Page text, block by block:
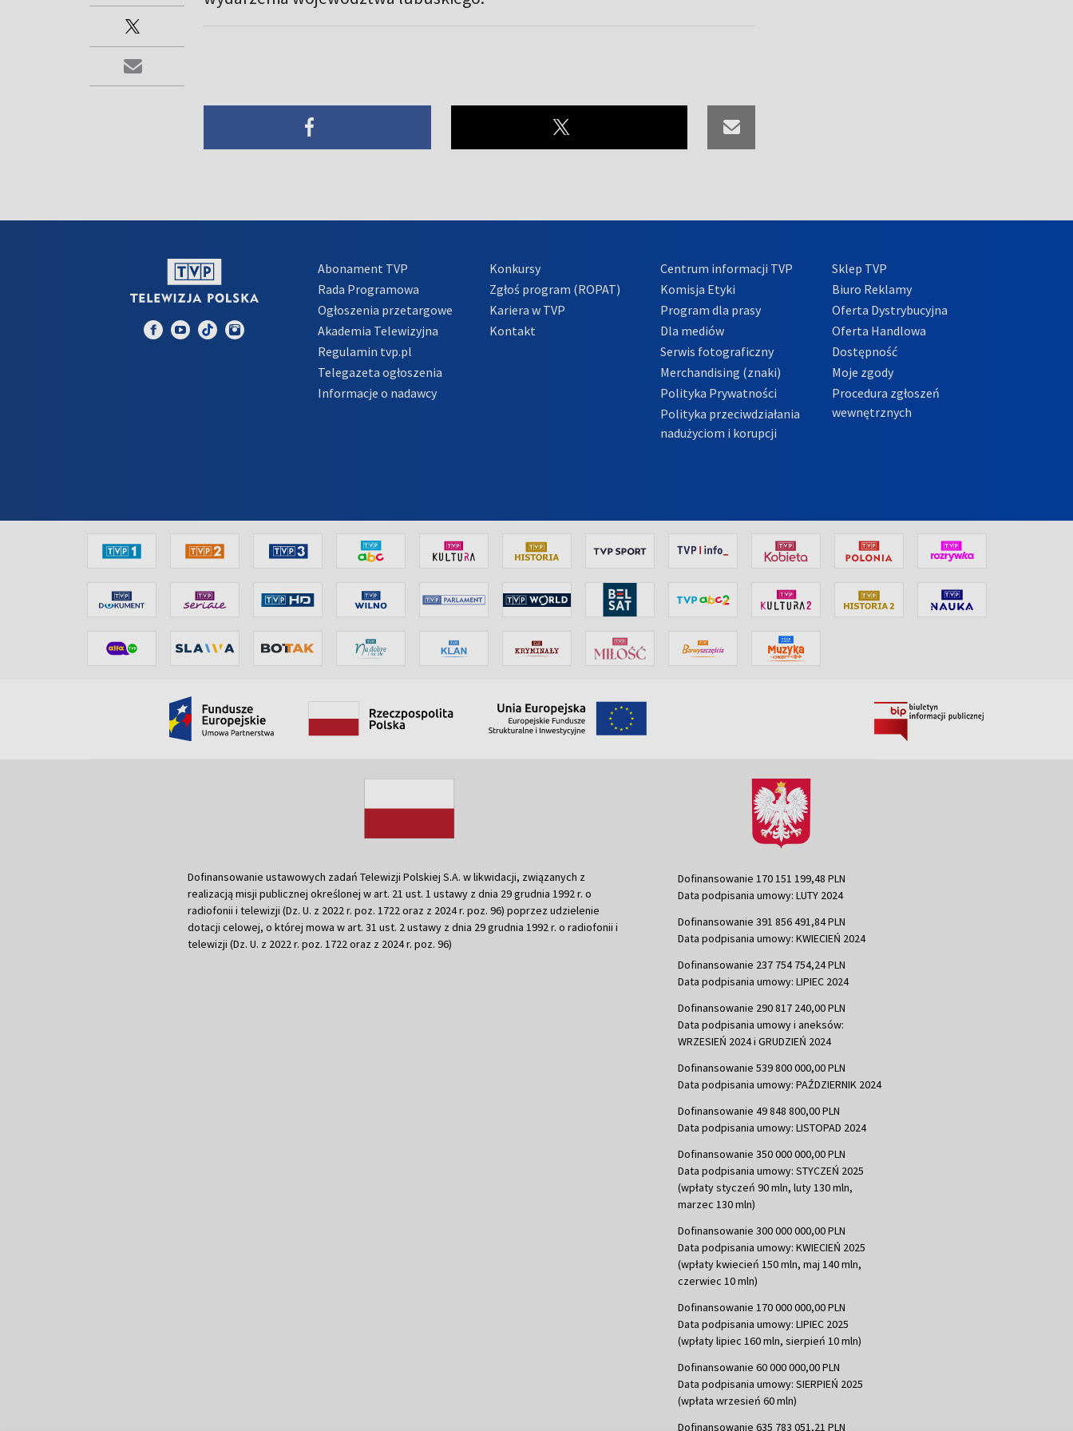
Abonament TVP
Rada Programowa
Ogłoszenia przetargowe
Akademia Telewizyjna
Regulamin tvp.pl
Telegazeta ogłoszenia
Informacje o nadawcy
Konkursy
Zgłoś program (ROPAT)
Kariera w TVP
Kontakt
Centrum informacji TVP
Komisja Etyki
Program dla prasy
Dla mediów
Serwis fotograficzny
Merchandising (znaki)
Polityka Prywatności
Polityka przeciwdziałania
nadużyciom i korupcji
Sklep TVP
Biuro Reklamy
Oferta Dystrybucyjna
Oferta Handlowa
Dostępność
Moje zgody
Procedura zgłoszeń
wewnętrznych
Dofinansowanie ustawowych zadań Telewizji Polskiej S.A. w likwidacji, związanych z
realizacją misji publicznej określonej w art. 21 ust. 1 ustawy z dnia 29 grudnia 1992 r. o
radiofonii i telewizji (Dz. U. z 2022 r. poz. 1722 oraz z 2024 r. poz. 96) poprzez udzielenie
dotacji celowej, o której mowa w art. 31 ust. 2 ustawy z dnia 29 grudnia 1992 r. o radiofonii i
telewizji (Dz. U. z 2022 r. poz. 1722 oraz z 2024 r. poz. 96)
Dofinansowanie 170 151 199,48 PLN
Data podpisania umowy: LUTY 2024
Dofinansowanie 391 856 491,84 PLN
Data podpisania umowy: KWIECIEŃ 2024
Dofinansowanie 237 754 754,24 PLN
Data podpisania umowy: LIPIEC 2024
Dofinansowanie 290 817 240,00 PLN
Data podpisania umowy i aneksów:
WRZESIEŃ 2024 i GRUDZIEŃ 2024
Dofinansowanie 539 800 000,00 PLN
Data podpisania umowy: PAŹDZIERNIK 2024
Dofinansowanie 49 848 800,00 PLN
Data podpisania umowy: LISTOPAD 2024
Dofinansowanie 350 000 000,00 PLN
Data podpisania umowy: STYCZEŃ 2025
(wpłaty styczeń 90 mln, luty 130 mln,
marzec 130 mln)
Dofinansowanie 300 000 000,00 PLN
Data podpisania umowy: KWIECIEŃ 2025
(wpłaty kwiecień 150 mln, maj 140 mln,
czerwiec 10 mln)
Dofinansowanie 170 000 000,00 PLN
Data podpisania umowy: LIPIEC 2025
(wpłaty lipiec 160 mln, sierpień 10 mln)
Dofinansowanie 60 000 000,00 PLN
Data podpisania umowy: SIERPIEŃ 2025
(wpłata wrzesień 60 mln)
Dofinansowanie 635 783 051,21 PLN